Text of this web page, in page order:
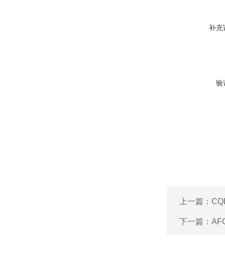
补充
验
上一篇：
下一篇：